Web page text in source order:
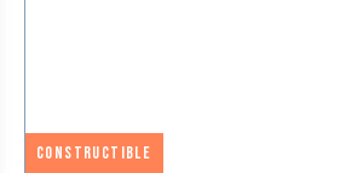
Constructible